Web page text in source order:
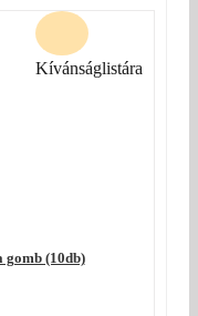
gomb (10db)
Kívánságlistára